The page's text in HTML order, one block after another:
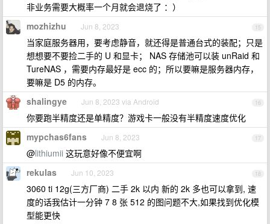
非业务需要大概率一个月就会退烧了 ：）
15
mozhizhu Jun 8, 2023
当家庭服务器用，要考虑静音，就还得是普通台式的装配；只是
想想要不要捡二手的 U 和显卡； NAS 存储池可以装 unRaid 和
TureNAS ，需要内存最好是 ecc 的；所以要嘛是服务器内存，
要嘛是 D5 的内存。
16
shalingye Jun 8, 2023 via Android
你要跑半精度还是单精度？游戏卡一般没有半精度速度优化
17
mypchas6fans Jun 8, 2023
@lithiumii 这玩意好像不便宜啊
18
rekulas Jun 10, 2023
3060 ti 12g(三方厂商) 二手 2k 以内 新的 2k 多也可以拿到, 速
度的话我估计一分钟 7 8 张 512 的图问题不大,如果找到优化模
型能更快